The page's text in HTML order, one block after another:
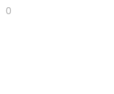
0